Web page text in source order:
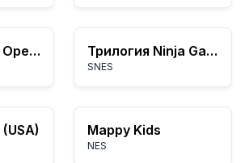
Madagascar - Operation Penguin (E)(Independent) Трилогия Ninja Gaiden
SNES
Mappy Kids
NES